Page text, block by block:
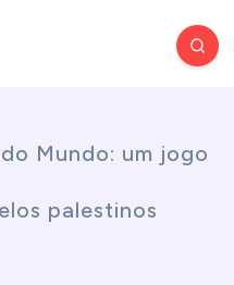
Mundo: um jogo
palestinos